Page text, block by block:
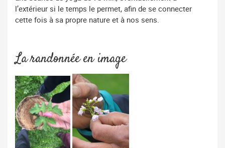
l’extérieur si le temps le permet, afin de se connecter
cette fois à sa propre nature et à nos sens.
La randonnée en image